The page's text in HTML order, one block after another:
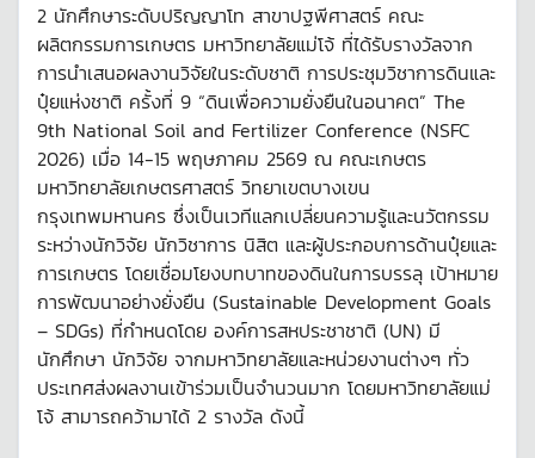
2 นักศึกษาระดับปริญญาโท สาขาปฐพีศาสตร์ คณะ
ผลิตกรรมการเกษตร มหาวิทยาลัยแม่โจ้ ที่ได้รับรางวัลจาก
การนำเสนอผลงานวิจัยในระดับชาติ การประชุมวิชาการดินและ
ปุ๋ยแห่งชาติ ครั้งที่ 9 “ดินเพื่อความยั่งยืนในอนาคต” The
9th National Soil and Fertilizer Conference (NSFC
2026) เมื่อ 14-15 พฤษภาคม 2569 ณ คณะเกษตร
มหาวิทยาลัยเกษตรศาสตร์ วิทยาเขตบางเขน
กรุงเทพมหานคร ซึ่งเป็นเวทีแลกเปลี่ยนความรู้และนวัตกรรม
ระหว่างนักวิจัย นักวิชาการ นิสิต และผู้ประกอบการด้านปุ๋ยและ
การเกษตร โดยเชื่อมโยงบทบาทของดินในการบรรลุ เป้าหมาย
การพัฒนาอย่างยั่งยืน (Sustainable Development Goals
– SDGs) ที่กำหนดโดย องค์การสหประชาชาติ (UN) มี
นักศึกษา นักวิจัย จากมหาวิทยาลัยและหน่วยงานต่างๆ ทั่ว
ประเทศส่งผลงานเข้าร่วมเป็นจำนวนมาก โดยมหาวิทยาลัยแม่
โจ้ สามารถคว้ามาได้ 2 รางวัล ดังนี้